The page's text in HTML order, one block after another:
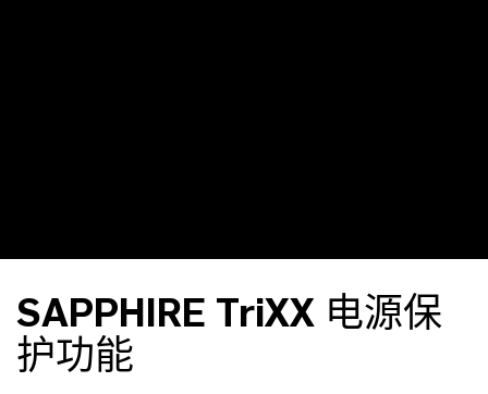
SAPPHIRE TriXX 电源保
护功能